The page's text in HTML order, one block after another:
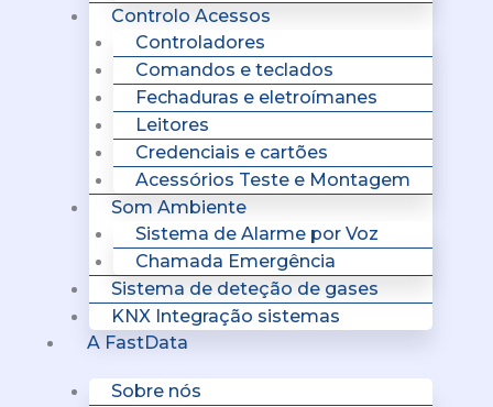
Controlo Acessos
Controladores
Comandos e teclados
Fechaduras e eletroímanes
Leitores
Credenciais e cartões
Acessórios Teste e Montagem
Som Ambiente
Sistema de Alarme por Voz
Chamada Emergência
Sistema de deteção de gases
KNX Integração sistemas
A FastData
Sobre nós